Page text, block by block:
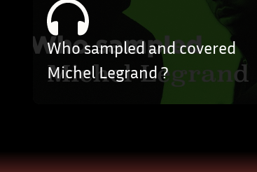
Who sampled and covered
Michel Legrand ?